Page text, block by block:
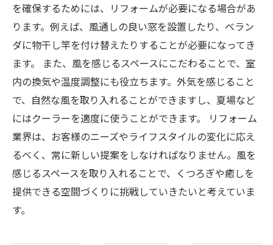
を確保するためには、リフォームが必要になる場合があ
ります。例えば、風通しの良い窓を設置したり、ベラン
ダに物干し竿を付け替えたりすることが必要になってき
ます。 また、風を感じるスペースにこだわることで、室
内の換気や温度調整にも役立ちます。外気を感じること
で、自然な風を取り入れることができますし、夏場など
にはクーラーを適度に使うことができます。 リフォーム
業界は、お客様のニーズやライフスタイルの変化に応え
るべく、常に新しい提案をしなければなりません。風を
感じるスペースを取り入れることで、くつろぎや癒しを
提供できる空間づくりに挑戦していきたいと考えていま
す。